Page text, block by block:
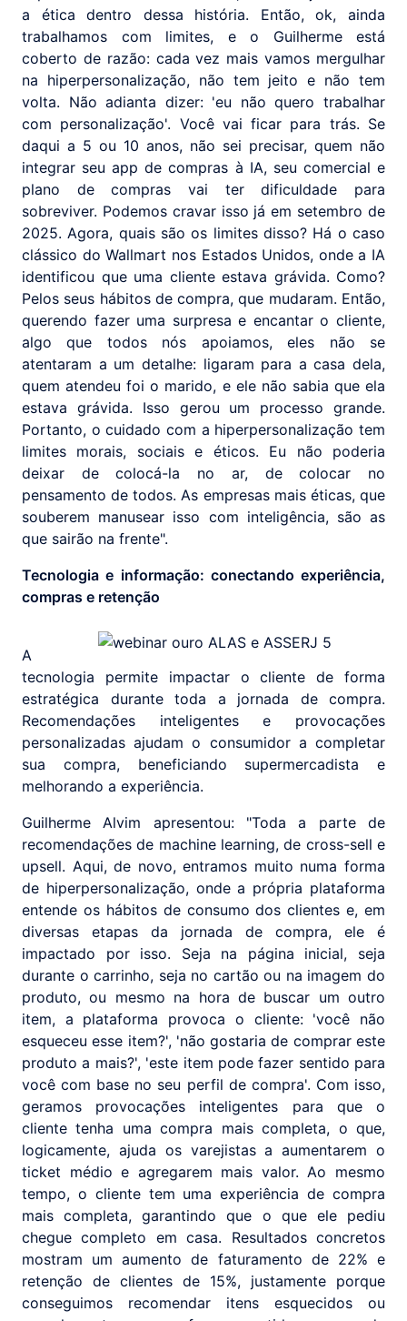
a ética dentro dessa história. Então, ok, ainda
trabalhamos com limites, e o Guilherme está
coberto de razão: cada vez mais vamos mergulhar
na hiperpersonalização, não tem jeito e não tem
volta. Não adianta dizer: 'eu não quero trabalhar
com personalização'. Você vai ficar para trás. Se
daqui a 5 ou 10 anos, não sei precisar, quem não
integrar seu app de compras à IA, seu comercial e
plano de compras vai ter dificuldade para
sobreviver. Podemos cravar isso já em setembro de
2025. Agora, quais são os limites disso? Há o caso
clássico do Wallmart nos Estados Unidos, onde a IA
identificou que uma cliente estava grávida. Como?
Pelos seus hábitos de compra, que mudaram. Então,
querendo fazer uma surpresa e encantar o cliente,
algo que todos nós apoiamos, eles não se
atentaram a um detalhe: ligaram para a casa dela,
quem atendeu foi o marido, e ele não sabia que ela
estava grávida. Isso gerou um processo grande.
Portanto, o cuidado com a hiperpersonalização tem
limites morais, sociais e éticos. Eu não poderia
deixar de colocá-la no ar, de colocar no
pensamento de todos. As empresas mais éticas, que
souberem manusear isso com inteligência, são as
que sairão na frente".
Tecnologia e informação: conectando experiência,
compras e retenção
A
tecnologia permite impactar o cliente de forma
estratégica durante toda a jornada de compra.
Recomendações inteligentes e provocações
personalizadas ajudam o consumidor a completar
sua compra, beneficiando supermercadista e
melhorando a experiência.
Guilherme Alvim apresentou: "Toda a parte de
recomendações de machine learning, de cross-sell e
upsell. Aqui, de novo, entramos muito numa forma
de hiperpersonalização, onde a própria plataforma
entende os hábitos de consumo dos clientes e, em
diversas etapas da jornada de compra, ele é
impactado por isso. Seja na página inicial, seja
durante o carrinho, seja no cartão ou na imagem do
produto, ou mesmo na hora de buscar um outro
item, a plataforma provoca o cliente: 'você não
esqueceu esse item?', 'não gostaria de comprar este
produto a mais?', 'este item pode fazer sentido para
você com base no seu perfil de compra'. Com isso,
geramos provocações inteligentes para que o
cliente tenha uma compra mais completa, o que,
logicamente, ajuda os varejistas a aumentarem o
ticket médio e agregarem mais valor. Ao mesmo
tempo, o cliente tem uma experiência de compra
mais completa, garantindo que o que ele pediu
chegue completo em casa. Resultados concretos
mostram um aumento de faturamento de 22% e
retenção de clientes de 15%, justamente porque
conseguimos recomendar itens esquecidos ou